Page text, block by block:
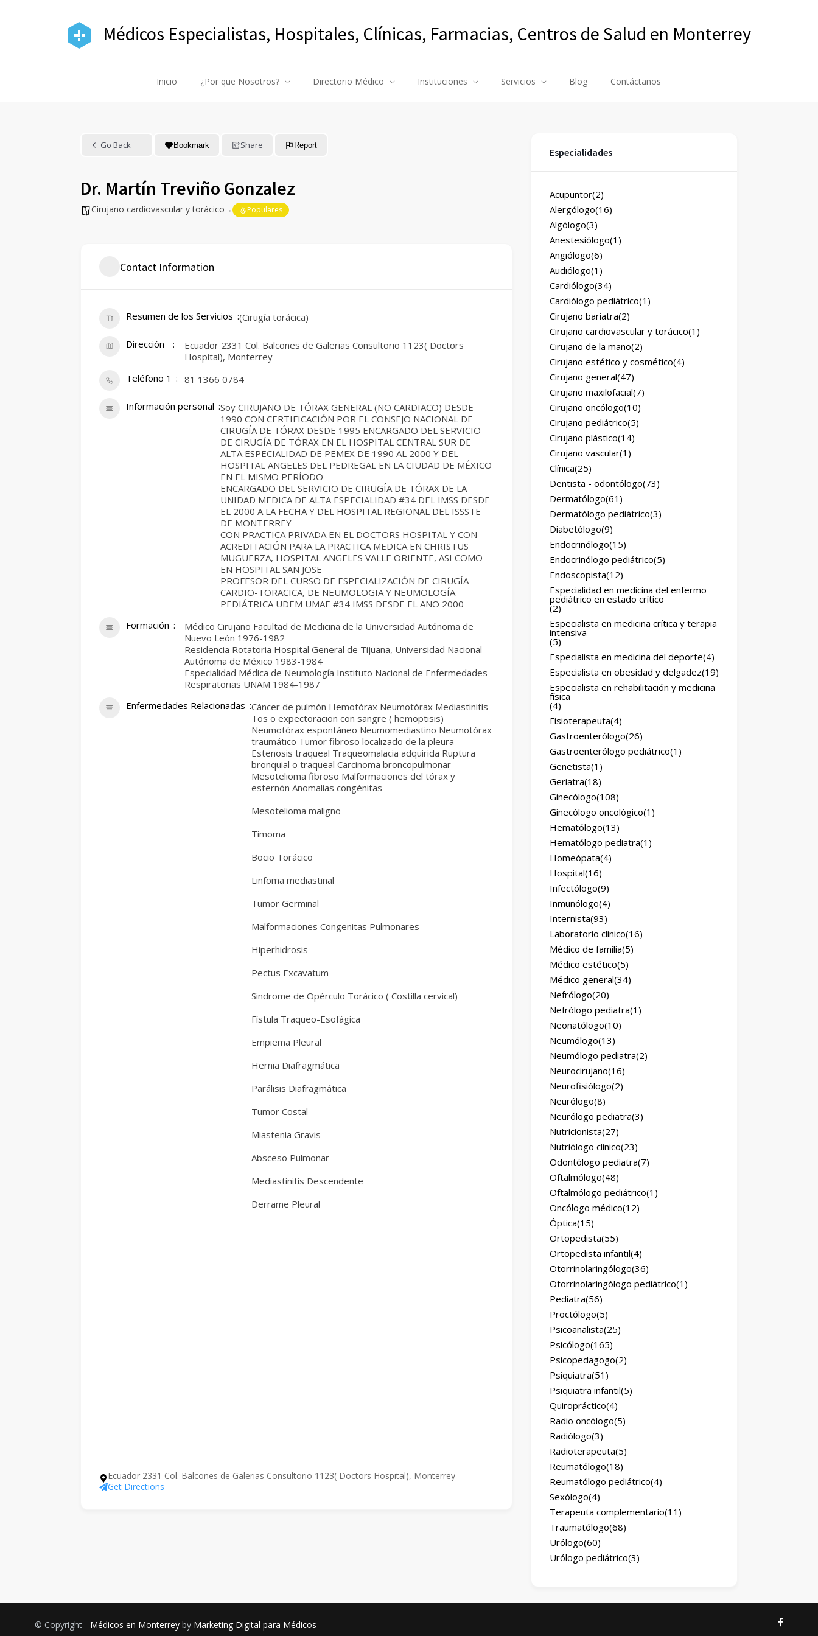
Médicos Especialistas, Hospitales, Clínicas, Farmacias, Centros de Salud en Monterrey
Inicio ¿Por que Nosotros? Directorio Médico Instituciones Servicios Blog Contáctanos
Go Back Bookmark Share Report
Dr. Martín Treviño Gonzalez
Cirujano cardiovascular y torácico Populares
Contact Information
Resumen de los Servicios (Cirugía torácica)
Dirección
Ecuador 2331 Col. Balcones de Galerias Consultorio 1123( Doctors
Hospital), Monterrey
Teléfono 1
81 1366 0784
Información personal Soy CIRUJANO DE TÓRAX GENERAL (NO CARDIACO) DESDE
1990 CON CERTIFICACIÓN POR EL CONSEJO NACIONAL DE
CIRUGÍA DE TÓRAX DESDE 1995 ENCARGADO DEL SERVICIO
DE CIRUGÍA DE TÓRAX EN EL HOSPITAL CENTRAL SUR DE
ALTA ESPECIALIDAD DE PEMEX DE 1990 AL 2000 Y DEL
HOSPITAL ANGELES DEL PEDREGAL EN LA CIUDAD DE MÉXICO
EN EL MISMO PERÍODO
ENCARGADO DEL SERVICIO DE CIRUGÍA DE TÓRAX DE LA
UNIDAD MEDICA DE ALTA ESPECIALIDAD #34 DEL IMSS DESDE
EL 2000 A LA FECHA Y DEL HOSPITAL REGIONAL DEL ISSSTE
DE MONTERREY
CON PRACTICA PRIVADA EN EL DOCTORS HOSPITAL Y CON
ACREDITACIÓN PARA LA PRACTICA MEDICA EN CHRISTUS
MUGUERZA, HOSPITAL ANGELES VALLE ORIENTE, ASI COMO
EN HOSPITAL SAN JOSE
PROFESOR DEL CURSO DE ESPECIALIZACIÓN DE CIRUGÍA
CARDIO-TORACICA, DE NEUMOLOGIA Y NEUMOLOGÍA
PEDIÁTRICA UDEM UMAE #34 IMSS DESDE EL AÑO 2000
Formación
Médico Cirujano Facultad de Medicina de la Universidad Autónoma de
Nuevo León 1976-1982
Residencia Rotatoria Hospital General de Tijuana, Universidad Nacional
Autónoma de México 1983-1984
Especialidad Médica de Neumología Instituto Nacional de Enfermedades
Respiratorias UNAM 1984-1987
Enfermedades Relacionadas Cáncer de pulmón Hemotórax Neumotórax Mediastinitis
Tos o expectoracion con sangre ( hemoptisis)
Neumotórax espontáneo Neumomediastino Neumotórax
traumático Tumor fibroso localizado de la pleura
Estenosis traqueal Traqueomalacia adquirida Ruptura
bronquial o traqueal Carcinoma broncopulmonar
Mesotelioma fibroso Malformaciones del tórax y
esternón Anomalías congénitas
Mesotelioma maligno
Timoma
Bocio Torácico
Linfoma mediastinal
Tumor Germinal
Malformaciones Congenitas Pulmonares
Hiperhidrosis
Pectus Excavatum
Sindrome de Opérculo Torácico ( Costilla cervical)
Fístula Traqueo-Esofágica
Empiema Pleural
Hernia Diafragmática
Parálisis Diafragmática
Tumor Costal
Miastenia Gravis
Absceso Pulmonar
Mediastinitis Descendente
Derrame Pleural
Ecuador 2331 Col. Balcones de Galerias Consultorio 1123( Doctors Hospital), Monterrey
Get Directions
Especialidades
Acupuntor(2)
Alergólogo(16)
Algólogo(3)
Anestesiólogo(1)
Angiólogo(6)
Audiólogo(1)
Cardiólogo(34)
Cardiólogo pediátrico(1)
Cirujano bariatra(2)
Cirujano cardiovascular y torácico(1)
Cirujano de la mano(2)
Cirujano estético y cosmético(4)
Cirujano general(47)
Cirujano maxilofacial(7)
Cirujano oncólogo(10)
Cirujano pediátrico(5)
Cirujano plástico(14)
Cirujano vascular(1)
Clínica(25)
Dentista - odontólogo(73)
Dermatólogo(61)
Dermatólogo pediátrico(3)
Diabetólogo(9)
Endocrinólogo(15)
Endocrinólogo pediátrico(5)
Endoscopista(12)
Especialidad en medicina del enfermo
pediátrico en estado crítico
(2)
Especialista en medicina crítica y terapia
intensiva
(5)
Especialista en medicina del deporte(4)
Especialista en obesidad y delgadez(19)
Especialista en rehabilitación y medicina
física
(4)
Fisioterapeuta(4)
Gastroenterólogo(26)
Gastroenterólogo pediátrico(1)
Genetista(1)
Geriatra(18)
Ginecólogo(108)
Ginecólogo oncológico(1)
Hematólogo(13)
Hematólogo pediatra(1)
Homeópata(4)
Hospital(16)
Infectólogo(9)
Inmunólogo(4)
Internista(93)
Laboratorio clínico(16)
Médico de familia(5)
Médico estético(5)
Médico general(34)
Nefrólogo(20)
Nefrólogo pediatra(1)
Neonatólogo(10)
Neumólogo(13)
Neumólogo pediatra(2)
Neurocirujano(16)
Neurofisiólogo(2)
Neurólogo(8)
Neurólogo pediatra(3)
Nutricionista(27)
Nutriólogo clínico(23)
Odontólogo pediatra(7)
Oftalmólogo(48)
Oftalmólogo pediátrico(1)
Oncólogo médico(12)
Óptica(15)
Ortopedista(55)
Ortopedista infantil(4)
Otorrinolaringólogo(36)
Otorrinolaringólogo pediátrico(1)
Pediatra(56)
Proctólogo(5)
Psicoanalista(25)
Psicólogo(165)
Psicopedagogo(2)
Psiquiatra(51)
Psiquiatra infantil(5)
Quiropráctico(4)
Radio oncólogo(5)
Radiólogo(3)
Radioterapeuta(5)
Reumatólogo(18)
Reumatólogo pediátrico(4)
Sexólogo(4)
Terapeuta complementario(11)
Traumatólogo(68)
Urólogo(60)
Urólogo pediátrico(3)
© Copyright - Médicos en Monterrey by Marketing Digital para Médicos